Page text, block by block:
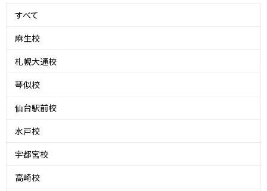
すべて
麻生校
札幌大通校
琴似校
仙台駅前校
水戸校
宇都宮校
高崎校